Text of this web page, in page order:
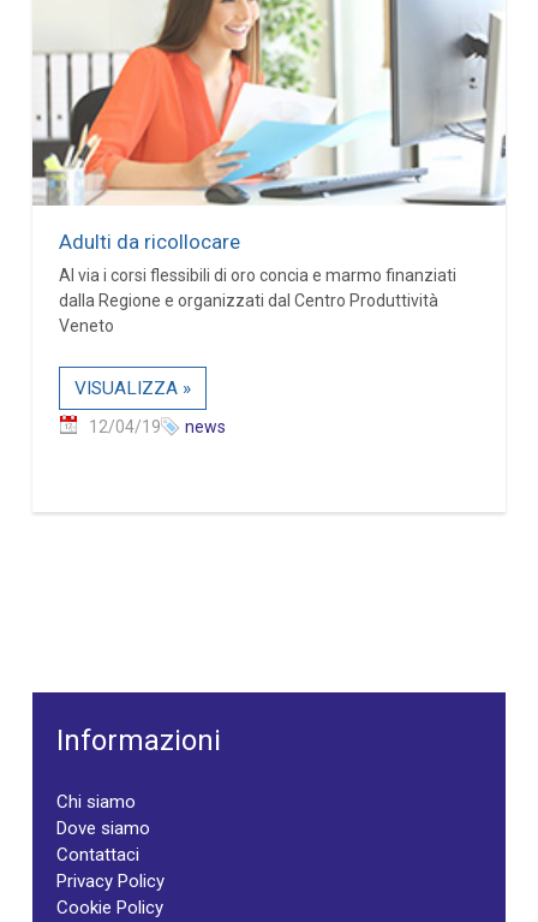
Adulti da ricollocare
Al via i corsi flessibili di oro concia e marmo finanziati
dalla Regione e organizzati dal Centro Produttività
Veneto
VISUALIZZA »
12/04/19 news
Informazioni
Chi siamo
Dove siamo
Contattaci
Privacy Policy
Cookie Policy